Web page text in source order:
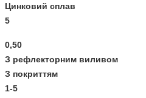
Цинковий сплав
5
0,50
З рефлекторним виливом
З покриттям
1-5